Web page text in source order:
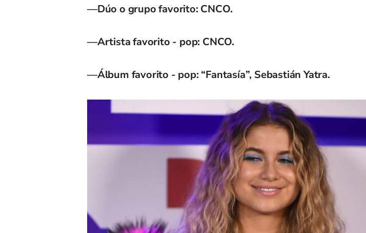
—Dúo o grupo favorito: CNCO.
—Artista favorito - pop: CNCO.
—Álbum favorito - pop: “Fantasía”, Sebastián Yatra.